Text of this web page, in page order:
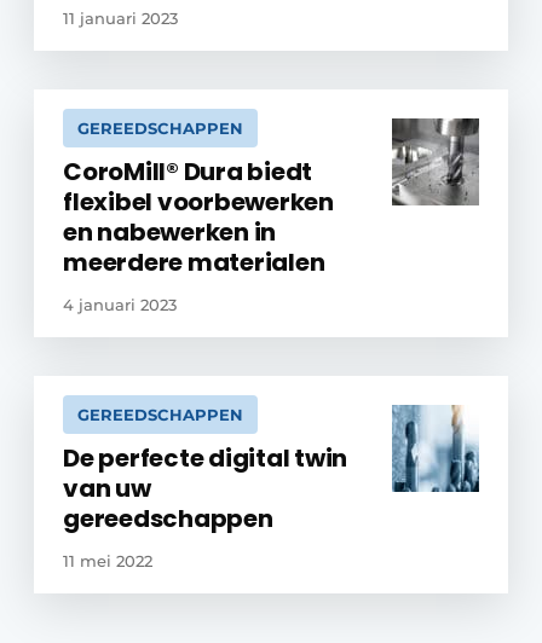
11 januari 2023
GEREEDSCHAPPEN
CoroMill® Dura biedt
flexibel voorbewerken
en nabewerken in
meerdere materialen
4 januari 2023
GEREEDSCHAPPEN
De perfecte digital twin
van uw
gereedschappen
11 mei 2022